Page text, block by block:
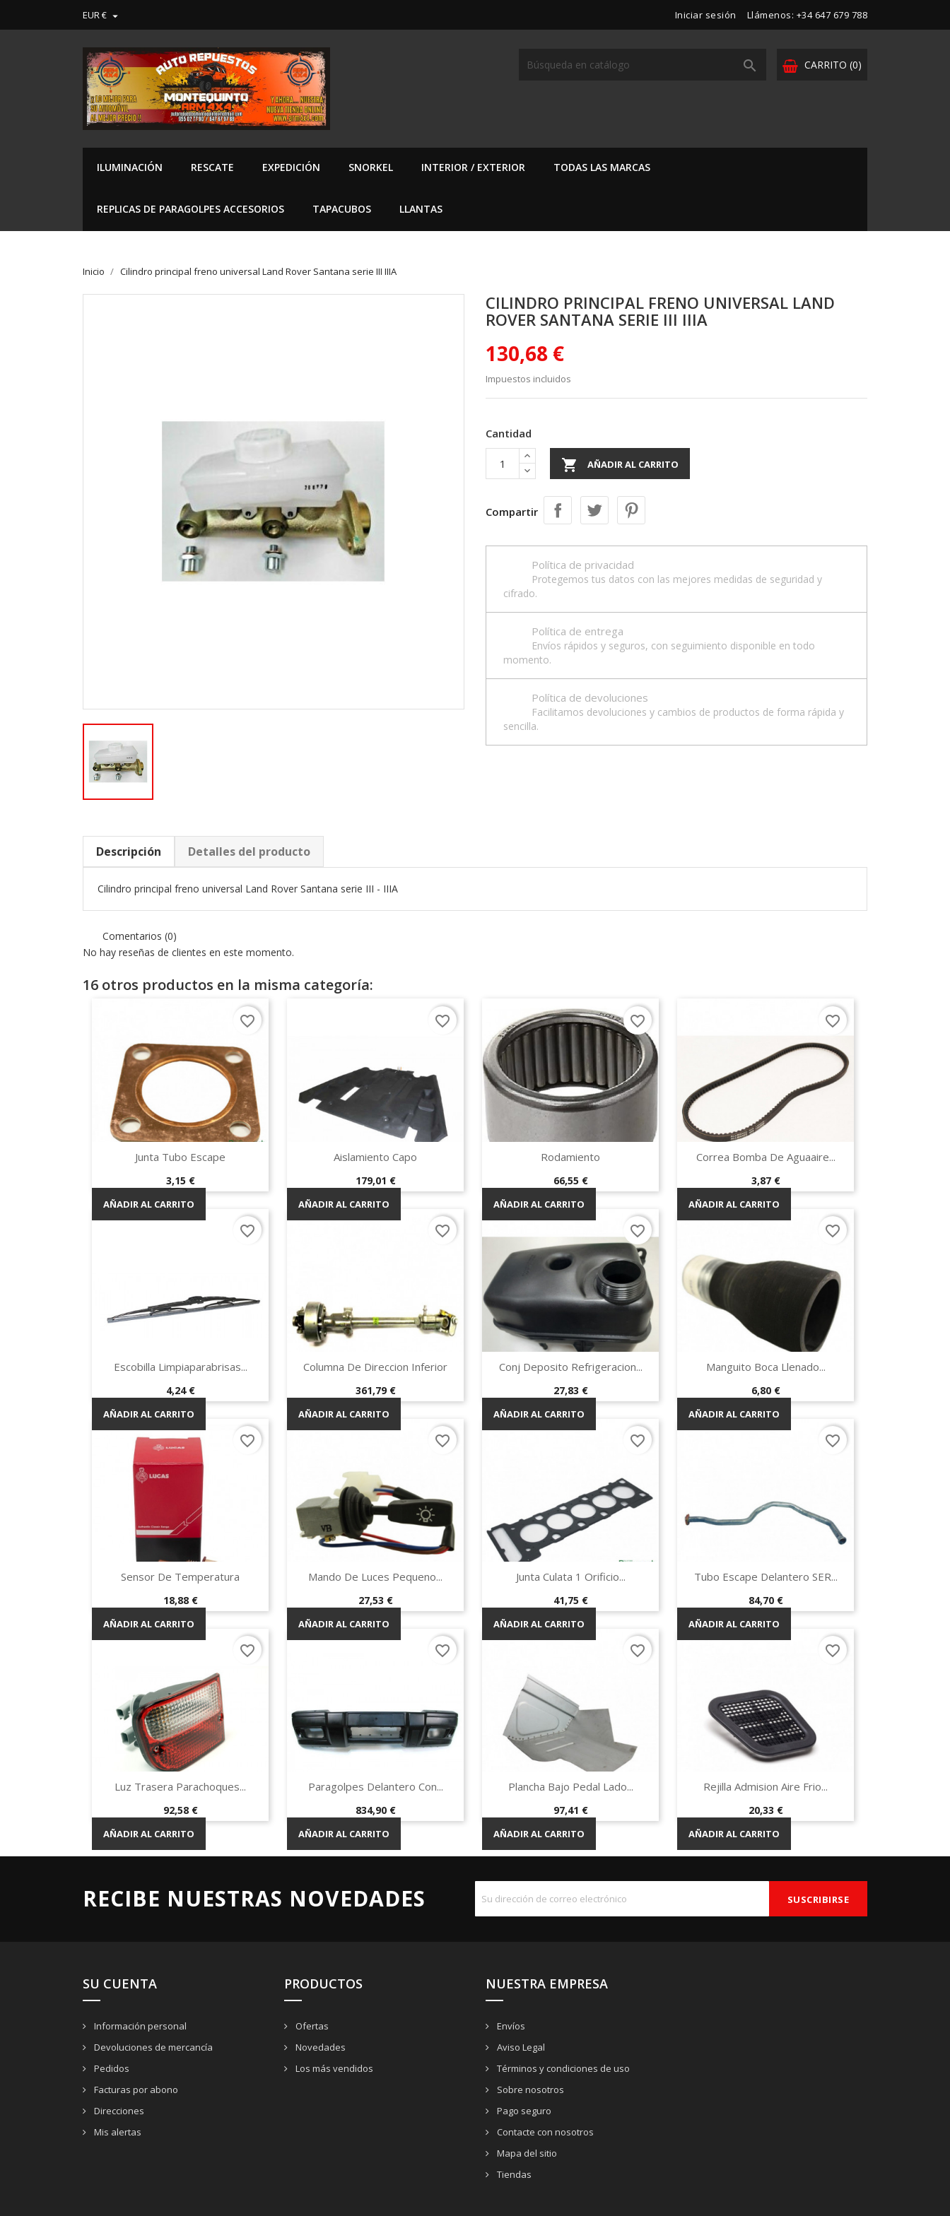
EUR €  Iniciar sesión Llámenos: +34 647 679 788
CARRITO (0)

ILUMINACIÓN RESCATE EXPEDICIÓN SNORKEL INTERIOR / EXTERIOR TODAS LAS MARCAS
REPLICAS DE PARAGOLPES ACCESORIOS TAPACUBOS LLANTAS
Inicio Cilindro principal freno universal Land Rover Santana serie III IIIA
CILINDRO PRINCIPAL FRENO UNIVERSAL LAND
ROVER SANTANA SERIE III IIIA
130,68 €
Impuestos incluidos
Cantidad
 AÑADIR AL CARRITO
Compartir
Política de privacidad
Protegemos tus datos con las mejores medidas de seguridad y
cifrado.
Política de entrega
Envíos rápidos y seguros, con seguimiento disponible en todo
momento.
Política de devoluciones
Facilitamos devoluciones y cambios de productos de forma rápida y
sencilla.
Descripción Detalles del producto
Cilindro principal freno universal Land Rover Santana serie III - IIIA
Comentarios (0)
No hay reseñas de clientes en este momento.
16 otros productos en la misma categoría:
Vista rápida
Junta Tubo Escape
Precio
3,15 €
AÑADIR AL CARRITO
favorite_border
Vista rápida
Aislamiento Capo
Precio
179,01 €
AÑADIR AL CARRITO
favorite_border
Vista rápida
Rodamiento
Precio
66,55 €
AÑADIR AL CARRITO
favorite_border
Vista rápida
Correa Bomba De Aguaaire...
Precio
3,87 €
AÑADIR AL CARRITO
favorite_border
 Vista rápida
Escobilla Limpiaparabrisas...
Precio
4,24 €
AÑADIR AL CARRITO
favorite_border
Vista rápida
Columna De Direccion Inferior
Precio
361,79 €
AÑADIR AL CARRITO
favorite_border
Vista rápida
Conj Deposito Refrigeracion...
Precio
27,83 €
AÑADIR AL CARRITO
favorite_border
Vista rápida
Manguito Boca Llenado...
Precio
6,80 €
AÑADIR AL CARRITO
favorite_border
 Vista rápida
Sensor De Temperatura
Precio
18,88 €
AÑADIR AL CARRITO
favorite_border
Vista rápida
Mando De Luces Pequeno...
Precio
27,53 €
AÑADIR AL CARRITO
favorite_border
Vista rápida
Junta Culata 1 Orificio...
Precio
41,75 €
AÑADIR AL CARRITO
favorite_border
Vista rápida
Tubo Escape Delantero SER...
Precio
84,70 €
AÑADIR AL CARRITO
favorite_border
Vista rápida
Luz Trasera Parachoques...
Precio
92,58 €
AÑADIR AL CARRITO
favorite_border
Vista rápida
Paragolpes Delantero Con...
Precio
834,90 €
AÑADIR AL CARRITO
favorite_border
 Vista rápida
Plancha Bajo Pedal Lado...
Precio
97,41 €
AÑADIR AL CARRITO
favorite_border
Vista rápida
Rejilla Admision Aire Frio...
Precio
20,33 €
AÑADIR AL CARRITO
favorite_border
RECIBE NUESTRAS NOVEDADES
SU CUENTA
Información personal
Devoluciones de mercancía
Pedidos
Facturas por abono
Direcciones
Mis alertas
PRODUCTOS
Ofertas
Novedades
Los más vendidos
NUESTRA EMPRESA
Envíos
Aviso Legal
Términos y condiciones de uso
Sobre nosotros
Pago seguro
Contacte con nosotros
Mapa del sitio
Tiendas